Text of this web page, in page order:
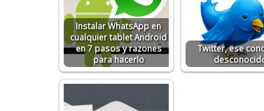
Instalar WhatsApp en
cualquier tablet Android
en 7 pasos y razones
para hacerlo
Twitter, ese